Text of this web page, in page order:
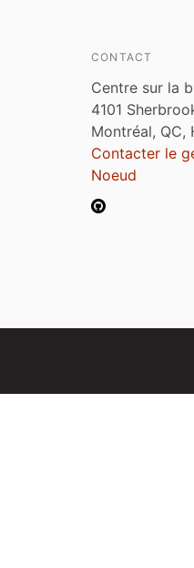
CONTACT
Centre sur la
4101
Montréal, QC,
Contacter le
Noeud